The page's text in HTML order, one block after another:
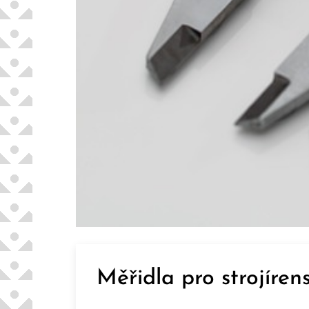
Měřidla pro